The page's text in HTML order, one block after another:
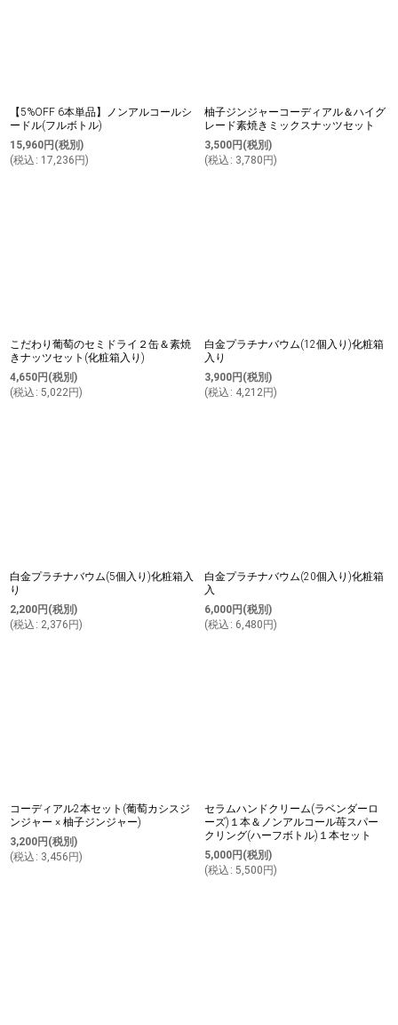
【5%OFF 6本単品】ノンアルコールシ
ードル(フルボトル)
15,960円 (税別)
(税込 : 17,236 円)
柚子ジンジャーコーディアル＆ハイグ
レード素焼きミックスナッツセット
3,500円 (税別)
(税込 : 3,780 円)
こだわり葡萄のセミドライ２缶＆素焼
きナッツセット(化粧箱入り)
4,650円 (税別)
(税込 : 5,022円)
白金プラチナバウム(12個入り)化粧箱
入り
3,900円 (税別)
(税込 : 4,212円)
白金プラチナバウム(5個入り)化粧箱入
り
2,200円 (税別)
(税込 : 2,376 円)
白金プラチナバウム(20個入り)化粧箱
入
6,000円 (税別)
(税込 : 6,480 円)
コーディアル2本セット(葡萄カシスジ
ンジャー × 柚子ジンジャー)
3,200円 (税別)
(税込 : 3,456 円)
セラムハンドクリーム(ラベンダーロ
ーズ)１本＆ノンアルコール苺スパー
クリング(ハーフボトル)１本セット
5,000円 (税別)
(税込 : 5,500 円)